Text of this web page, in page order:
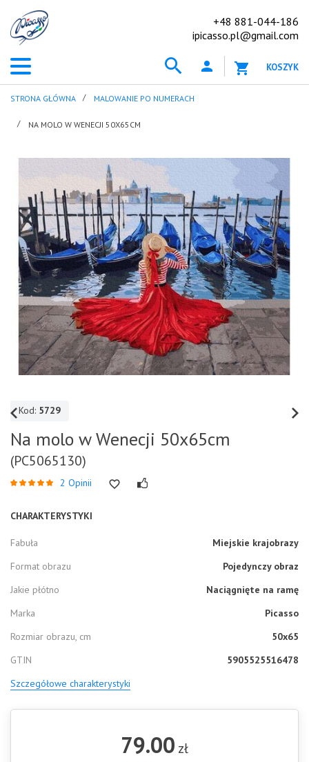
+48 881-044-186
ipicasso.pl@gmail.com
KOSZYK
STRONA GŁÓWNA MALOWANIE PO NUMERACH
NA MOLO W WENECJI 50X65CM
Kod: 5729
Na molo w Wenecji 50x65cm
(PC5065130)
2 Opinii
CHARAKTERYSTYKI
Fabuła
Miejskie krajobrazy
Format obrazu
Pojedynczy obraz
Jakie płótno
Naciągnięte na ramę
Marka
Picasso
Rozmiar obrazu, cm
50x65
GTIN
5905525516478
Szczegółowe charakterystyki
79.00 zł